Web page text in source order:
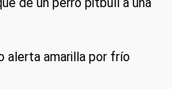
alerta amarilla por frío